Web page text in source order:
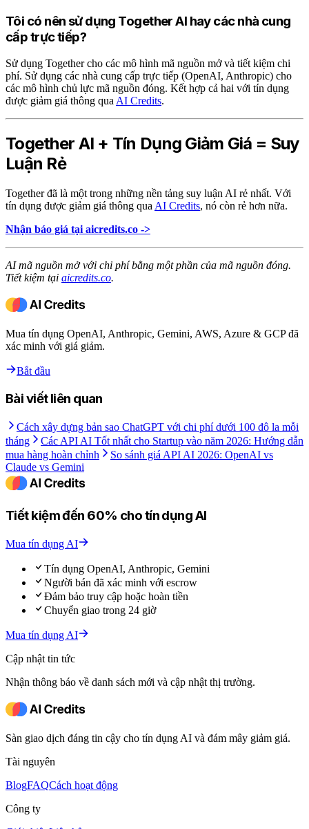
Tôi có nên sử dụng Together AI hay các nhà cung
cấp trực tiếp?
Sử dụng Together cho các mô hình mã nguồn mở và tiết kiệm chi
phí. Sử dụng các nhà cung cấp trực tiếp (OpenAI, Anthropic) cho
các mô hình chủ lực mã nguồn đóng. Kết hợp cả hai với tín dụng
được giảm giá thông quaAI Credits.
Together AI + Tín Dụng Giảm Giá = Suy
Luận Rẻ
Together đã là một trong những nền tảng suy luận AI rẻ nhất. Với
tín dụng được giảm giá thông qua AI Credits, nó còn rẻ hơn nữa.
Nhận báo giá tại aicredits.co ->
AI mã nguồn mở với chi phí bằng một phần của mã nguồn đóng.
Tiết kiệm tại aicredits.co.
Mua tín dụng OpenAI, Anthropic, Gemini, AWS, Azure & GCP đã
xác minh với giá giảm.
Bắt đầu
Bài viết liên quan
Cách xây dựng bản sao ChatGPT với chi phí dưới 100 đô la mỗi
tháng
Các API AI Tốt nhất cho Startup vào năm 2026: Hướng dẫn
mua hàng hoàn chỉnh
So sánh giá API AI 2026: OpenAI vs
Claude vs Gemini
Tiết kiệm đến 60% cho tín dụng AI
Mua tín dụng AI
Tín dụng OpenAI, Anthropic, Gemini
Người bán đã xác minh với escrow
Đảm bảo truy cập hoặc hoàn tiền
Chuyển giao trong 24 giờ
Mua tín dụng AI
Cập nhật tin tức
Nhận thông báo về danh sách mới và cập nhật thị trường.
Sàn giao dịch đáng tin cậy cho tín dụng AI và đám mây giảm giá.
Tài nguyên
BlogFAQCách hoạt động
Công ty